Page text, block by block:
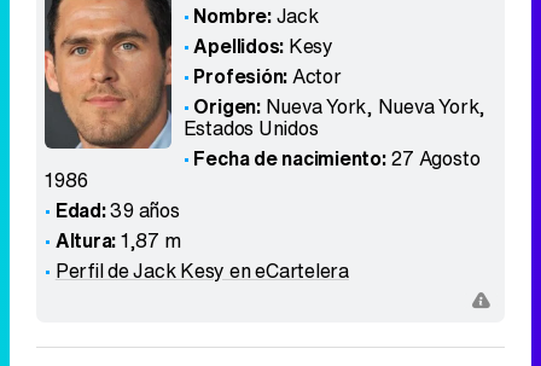
Nombre:Jack
Apellidos: Kesy
Profesión:Actor
Origen: Nueva York, Nueva York,
Estados Unidos
Fecha de nacimiento:27 Agosto
1986
Edad:39 años
Altura:1,87 m
Perfil de Jack Kesy en eCartelera